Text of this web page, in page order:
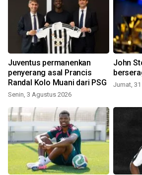
Juventus permanenkan
penyerang asal Prancis
Randal Kolo Muani dari PSG
Senin, 3 Agustus 2026
John
Jumat,